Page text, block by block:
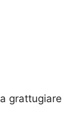
grattugiare